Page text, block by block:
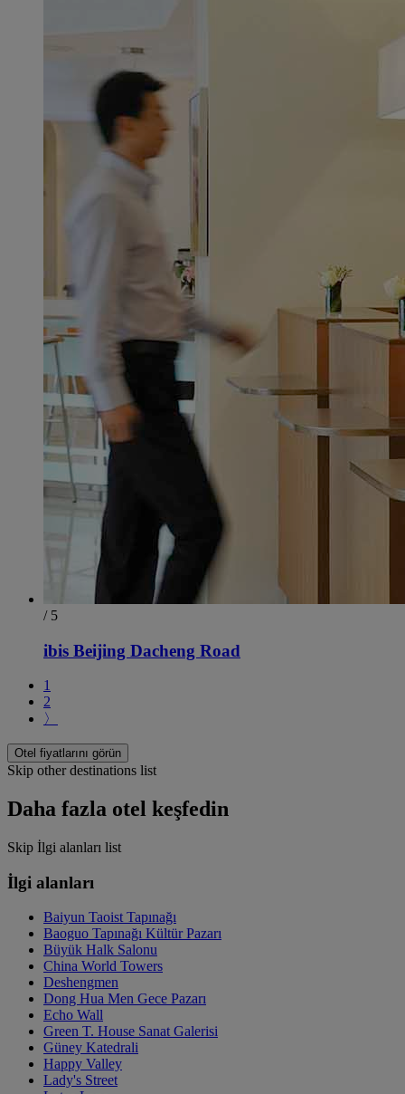
/ 5
ibis Beijing Dacheng Road
1
2
〉
Otel fiyatlarını görün
Skip other destinations list
Daha fazla otel keşfedin
Skip İlgi alanları list
İlgi alanları
Baiyun Taoist Tapınağı
Baoguo Tapınağı Kültür Pazarı
Büyük Halk Salonu
China World Towers
Deshengmen
Dong Hua Men Gece Pazarı
Echo Wall
Green T. House Sanat Galerisi
Güney Katedrali
Happy Valley
Lady's Street